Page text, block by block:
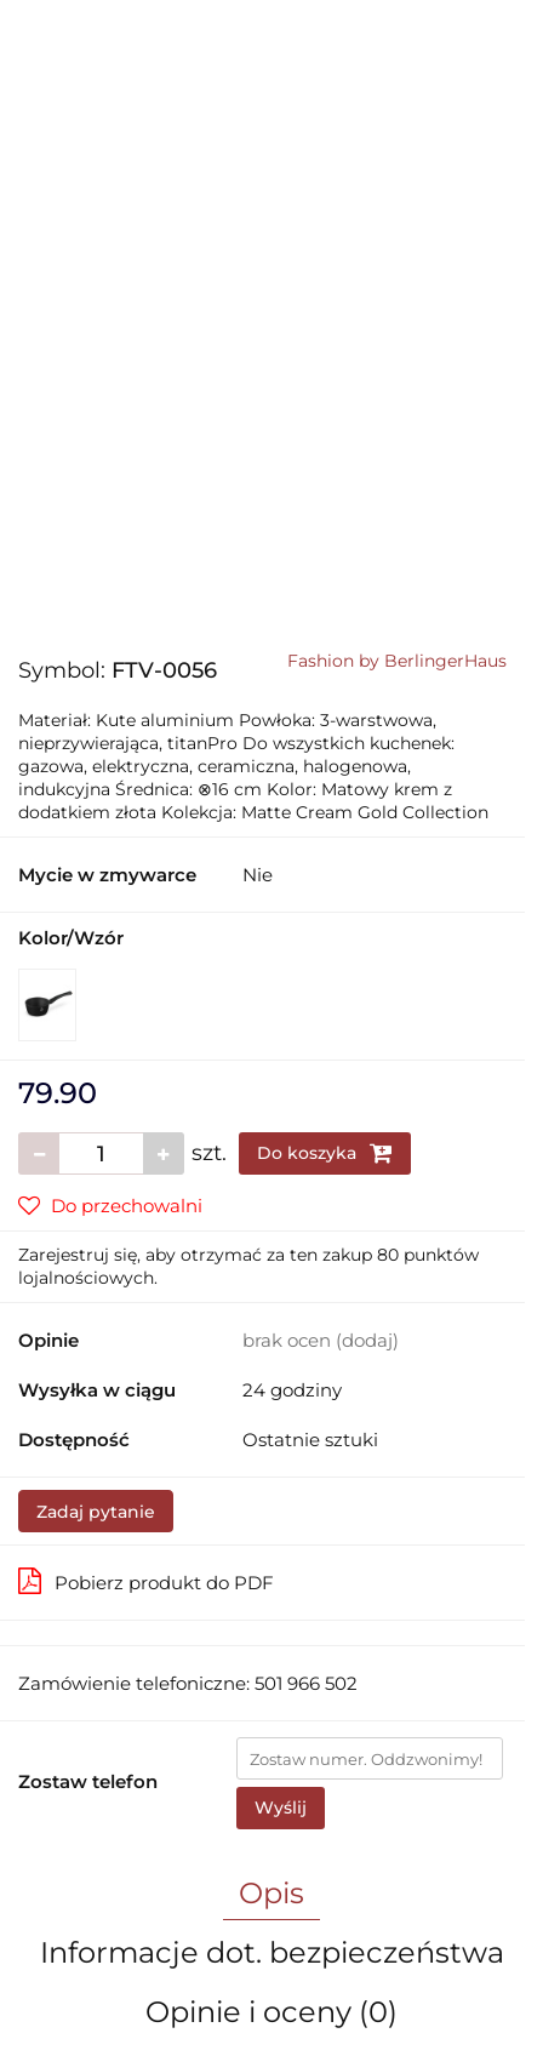
Symbol: FTV-0056 Fashion by BerlingerHaus
Materiał: Kute aluminium Powłoka: 3-warstwowa,
nieprzywierająca, titanPro Do wszystkich kuchenek:
gazowa, elektryczna, ceramiczna, halogenowa,
indukcyjna Średnica: ⊗16 cm Kolor: Matowy krem z
dodatkiem złota Kolekcja: Matte Cream Gold Collection
Mycie w zmywarce Nie
Kolor/Wzór
79.90
szt. Do koszyka
Do przechowalni
Zarejestruj się, aby otrzymać za ten zakup 80 punktów
lojalnościowych.
Opinie brak ocen (dodaj)
Wysyłka w ciągu 24 godziny
Dostępność Ostatnie sztuki
Zadaj pytanie
Pobierz produkt do PDF
Zamówienie telefoniczne: 501 966 502
Zostaw telefon
Wyślij
Opis
Informacje dot. bezpieczeństwa
Opinie i oceny (0)